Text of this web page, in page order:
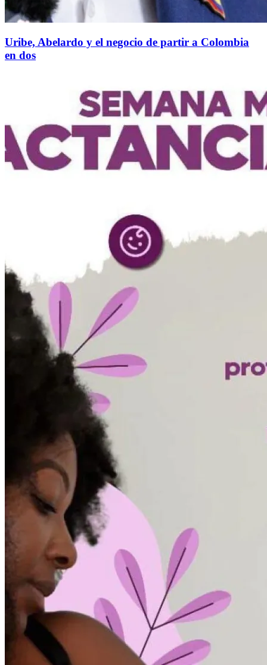
Uribe, Abelardo y el negocio de partir a Colombia
en dos